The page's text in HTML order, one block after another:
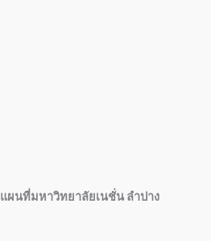
แผนที่มหาวิทยาลัยเนชั่น ลำปาง